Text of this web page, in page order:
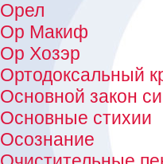
Орел
Ор Макиф
Ор Хозэр
Ортодоксальный
Основной закон
Основные стихии
Осознание